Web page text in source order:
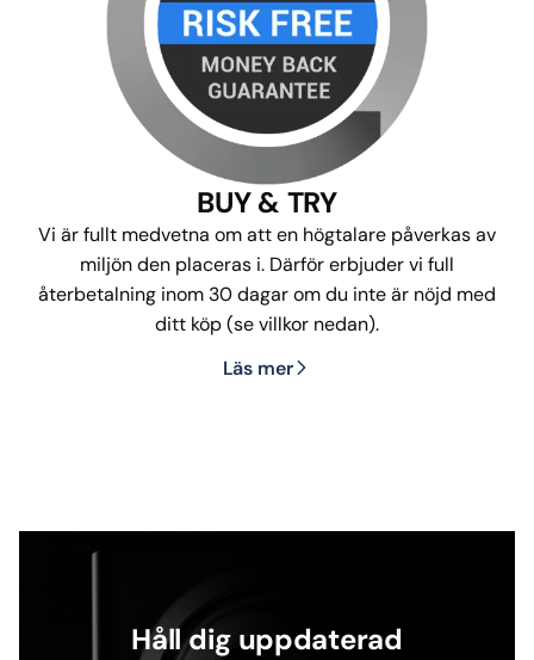
BUY & TRY
Vi är fullt medvetna om att en högtalare påverkas av
miljön den placeras i. Därför erbjuder vi full
återbetalning inom 30 dagar om du inte är nöjd med
ditt köp (se villkor nedan).
Läs mer
Håll dig uppdaterad